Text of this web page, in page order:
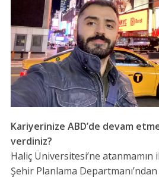
Kariyerinize ABD’de devam
verdiniz?
Haliç Üniversitesi’ne atanmamın
Şehir Planlama